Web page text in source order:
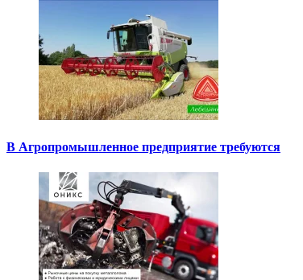
В Агропромышленное предприятие требуются